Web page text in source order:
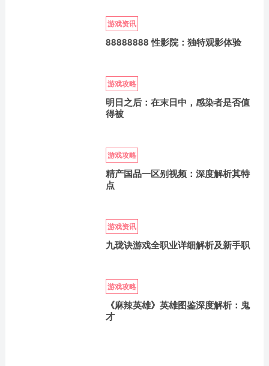
游戏资讯
88888888 性影院：独特观影体验
游戏攻略
明日之后：在末日中，感染者是否值
得被
游戏攻略
精产国品一区别视频：深度解析其特
点
游戏资讯
九珑诀游戏全职业详细解析及新手职
游戏攻略
《麻辣英雄》英雄图鉴深度解析：鬼
才